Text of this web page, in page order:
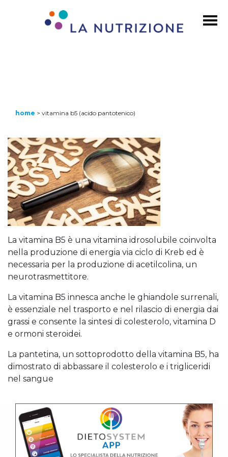
home > vitamina b5 (acido pantotenico)
La vitamina B5 è una vitamina idrosolubile coinvolta
nella produzione di energia via ciclo di Kreb ed è
necessaria per la produzione di acetilcolina, un
neurotrasmettitore.
La vitamina B5 innesca anche le ghiandole surrenali,
è essenziale nel trasporto e nel rilascio di energia dai
grassi e consente la sintesi di colesterolo, vitamina D
e ormoni steroidei.
La pantetina, un sottoprodotto della vitamina B5, ha
dimostrato di abbassare il colesterolo e i trigliceridi
nel sangue